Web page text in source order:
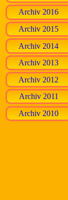
Archiv 2016
Archiv 2015
Archiv 2014
Archiv 2013
Archiv 2012
Archiv 2011
Archiv 2010